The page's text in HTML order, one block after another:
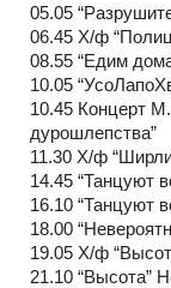
05.05
06.45 Х/ф
08.55 “Едим
10.05
10.45 Концерт
дурошлепства”
11.30 Х/ф
14.45 “Танцуют
16.10 “Танцуют
18.00
19.05 Х/ф
21.10 “Высота”